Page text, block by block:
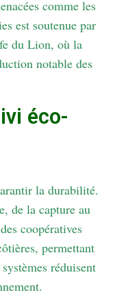
comme les
est soutenue par
du Lion, où la
notable des
éco-
la durabilité.
de la capture au
coopératives
permettant
réduisent